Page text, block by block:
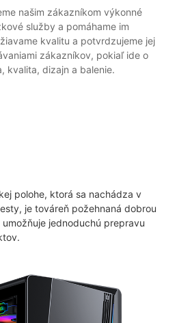
našim zákazníkom výkonné
služby a pomáhame im
kvalitu a potvrdzujeme jej
zákazníkov, pokiaľ ide o
kvalita, dizajn a balenie.
polohe, ktorá sa nachádza v
je továreň požehnaná dobrou
jednoduchú prepravu